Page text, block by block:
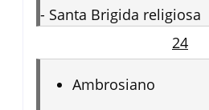
- Santa Brigida religiosa
24
Ambrosiano